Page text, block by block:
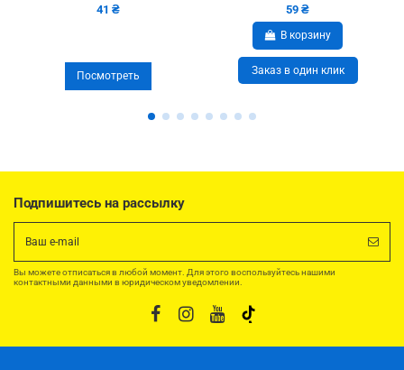
41 ₴
Посмотреть
59 ₴
В корзину
Заказ в один клик
Подпишитесь на рассылку
Вы можете отписаться в любой момент. Для этого воспользуйтесь нашими
контактными данными в юридическом уведомлении.